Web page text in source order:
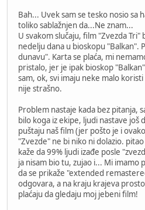
Bah... Uvek sam se tesko nosio sa
toliko sablažnjen da...Ne znam...
U svakom slučaju, film "Zvezda
nedelju dana u bioskopu "Balkan".
dunavu". Karta se plaća, mi
pristalo, jer je ipak bioskop
sam, ok, svi imaju neke malo
nije strašno.
Problem nastaje kada bez pitanja,
bilo koga iz ekipe, ljudi nastave još
puštaju naš film (jer pošto je i
"Zvezde" ne bi niko ni dolazio.
kaže da 99% ljudi izađe posle
ja nisam bio tu, zujao i... Mi imamo
da se prikaže "extended
odgovara, a na kraju krajeva
plaćaju da gledaju moj jebeni film!